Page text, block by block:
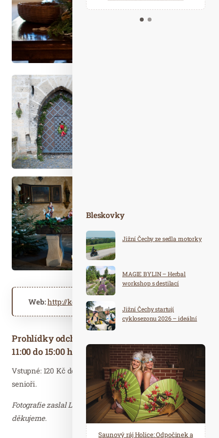
Kalendář událostí
Odebírejte náš newsletter
Web:http://kost-hrad.cz
Prohlídky odchází každou půl hodinu, a to od
11:00 do 15:00 hodin.
Vstupné: 120 Kč dospělí, 80 Kč studenti/děti, 90 Kč
senioři.
Fotografie zaslal Lukáš Klečal, Správa hradu Kost,
děkujeme.
Bleskovky
Jižní Čechy ze sedla motorky
MAGIE BYLIN – Herbal
workshop s destilací
Jižní Čechy startují
cyklosezonu 2026 – ideální
Saunový ráj Holice: Odpočinek a
Spa Hotel Děvín: Odpočiňte si od